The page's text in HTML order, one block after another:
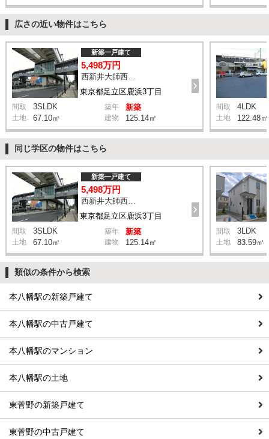
広さの近い物件はこちら
東京都足立区鹿浜3丁目
新築一戸建て
5,498万円
西新井大師西駅 鹿浜三丁目交差点 バス14分 停歩4分
間取 3SLDK 築年 新築
土地 67.10㎡ 建物 125.14㎡
間取 4LDK
土地 122.48㎡
同じ学区の物件はこちら
東京都足立区鹿浜3丁目
新築一戸建て
5,498万円
間取 3SLDK 築年 新築
土地 67.10㎡ 建物 125.14㎡
間取 3LDK
土地 83.59㎡
類似の条件から検索
本八幡駅の新築戸建て
本八幡駅の中古戸建て
本八幡駅のマンション
本八幡駅の土地
東菅野の新築戸建て
東菅野の中古戸建て